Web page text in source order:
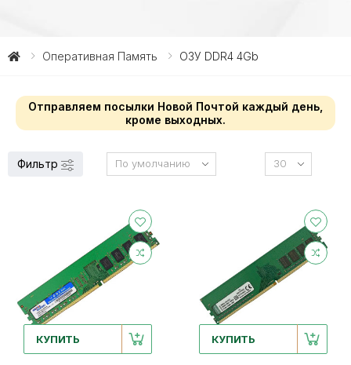
Оперативная Память ОЗУ DDR4 4Gb
Отправляем посылки Новой Почтой каждый день,
кроме выходных.
Фильтр
КУПИТЬ КУПИТЬ